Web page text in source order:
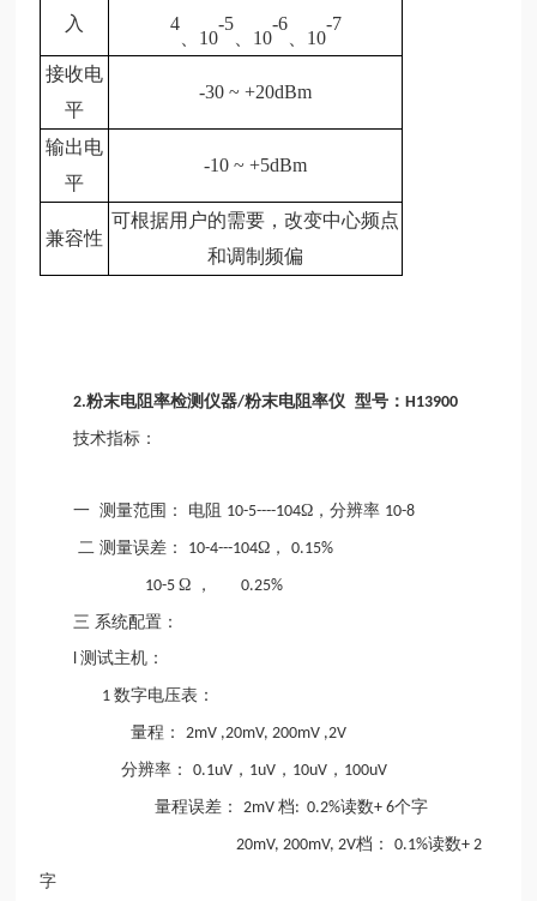
入
4
、10
-5
、10
-6
、10
-7
接收电
平
-30 ~ +20dBm
输出电
平
-10 ~ +5dBm
兼容性
可根据用户的需要，改变中心频点
和调制频偏
2.粉末电阻率检测仪器/粉末电阻率仪 型号：H13900
技术指标：
一 测量范围： 电阻 10-5----104Ω，分辨率 10-8
二 测量误差： 10-4---104Ω，0.15%
10-5Ω ，0.25%
三 系统配置：
l测试主机：
1数字电压表：
量程：
2mV ,20mV, 200mV ,2V
分辨率：
0.1uV ， 1uV ， 10uV ， 100uV
量程误差：
2mV档: 0.2%读数+ 6个字
20mV, 200mV, 2V档：0.1%读数+ 2
字